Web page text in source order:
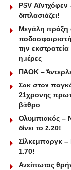
PSV
διπλασιάζει!
Μεγάλη πράξη
την
ημέρες
ΠΑΟΚ –
Σοκ στον
21χρονης
βάθρο
Ολυμπιακός –
δίνει το 2.20!
Σίλκεμποργκ –
1.70!
Ανείπωτος